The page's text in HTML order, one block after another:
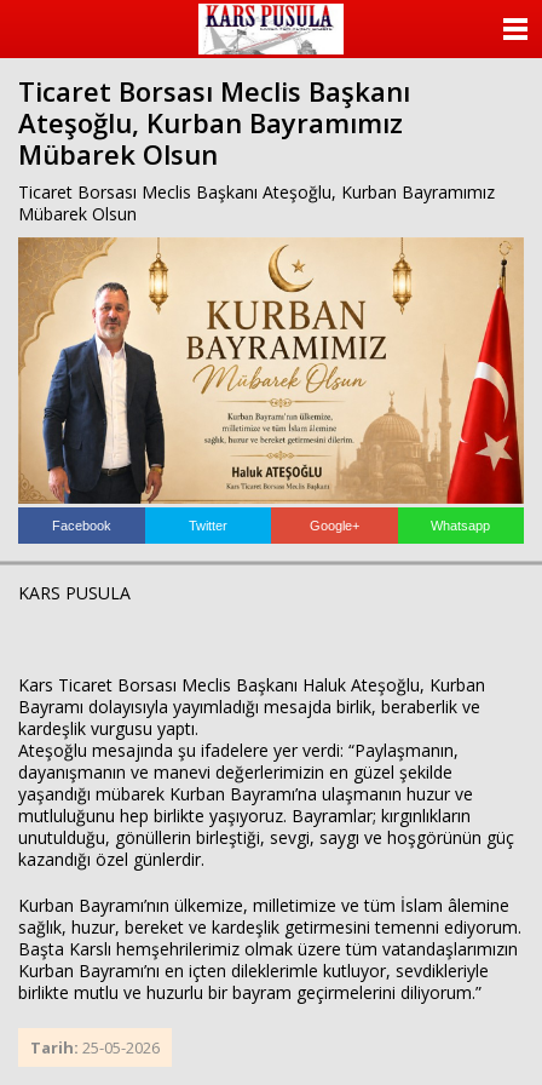
Ticaret Borsası Meclis Başkanı
Ateşoğlu, Kurban Bayramımız
Mübarek Olsun
Ticaret Borsası Meclis Başkanı Ateşoğlu, Kurban Bayramımız
Mübarek Olsun
Facebook Twitter Google+ Whatsapp
KARS PUSULA
Kars Ticaret Borsası Meclis Başkanı Haluk Ateşoğlu, Kurban
Bayramı dolayısıyla yayımladığı mesajda birlik, beraberlik ve
kardeşlik vurgusu yaptı.
Ateşoğlu mesajında şu ifadelere yer verdi: “Paylaşmanın,
dayanışmanın ve manevi değerlerimizin en güzel şekilde
yaşandığı mübarek Kurban Bayramı’na ulaşmanın huzur ve
mutluluğunu hep birlikte yaşıyoruz. Bayramlar; kırgınlıkların
unutulduğu, gönüllerin birleştiği, sevgi, saygı ve hoşgörünün güç
kazandığı özel günlerdir.
Kurban Bayramı’nın ülkemize, milletimize ve tüm İslam âlemine
sağlık, huzur, bereket ve kardeşlik getirmesini temenni ediyorum.
Başta Karslı hemşehrilerimiz olmak üzere tüm vatandaşlarımızın
Kurban Bayramı’nı en içten dileklerimle kutluyor, sevdikleriyle
birlikte mutlu ve huzurlu bir bayram geçirmelerini diliyorum.”
Tarih: 25-05-2026
KATEGORİLER
ANKETLER
FOTO GALERİ
İLETİŞİM
Haberin Doğru Adresi.